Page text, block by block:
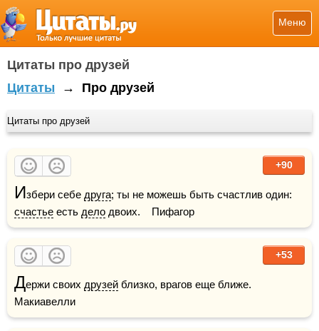
Меню
Цитаты про друзей
Цитаты → Про друзей
Цитаты про друзей
+90
Избери себе друга
счастье есть дело двоих.    Пифагор
+53
Держи своих друзей близко, врагов еще ближе.
Макиавелли